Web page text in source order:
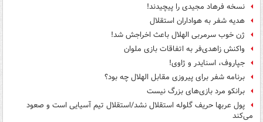
نسخه فرهاد مجیدی را پیچیدند!
هدیه شفر به هواداران استقلال
ژن خوب سرمربی الهلال باعث اخراجش شد!
واکنش زاهدی‌فر به اتفاقات بازی ملوان
جپاروف، اسنایدر و ژاوی!
برنامه شفر برای پیروزی مقابل الهلال چه بود؟
برانکو مرد بازی‌های بزرگ نیست
پول عربها حریف گلوله استقلال نشد/استقلال تیم آسیایی است و صعود
می‌کند